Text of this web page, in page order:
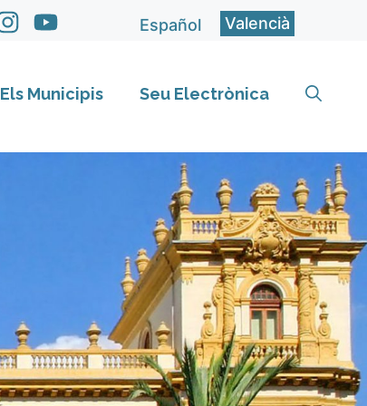
Español Valencià
Els Municipis Seu Electrònica